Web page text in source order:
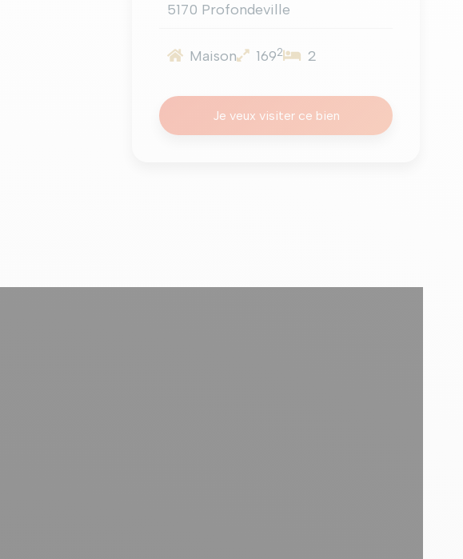
5170 Profondeville
Maison 1692 2
Je veux visiter ce bien